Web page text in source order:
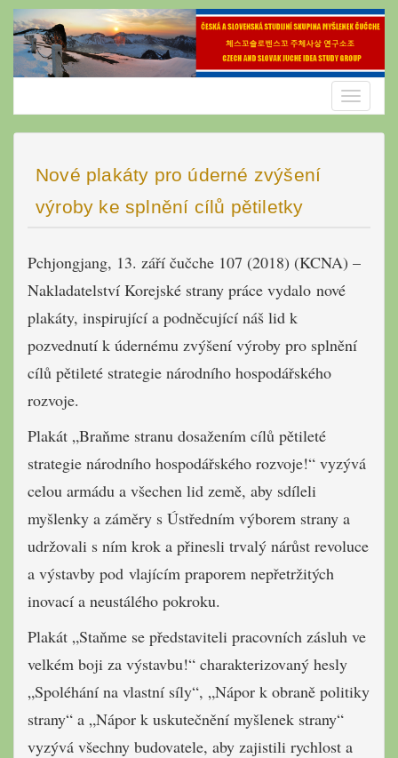
Skip
content
Toggle
Nové plakáty pro úderné zvýšení
výroby ke splnění cílů pětiletky
Pchjongjang, 13. září čučche 107 (2018) (KCNA) –
Nakladatelství Korejské strany práce vydalo nové
plakáty, inspirující a podněcující náš lid k
pozvednutí k údernému zvýšení výroby pro splnění
cílů pětileté strategie národního hospodářského
rozvoje.
Plakát „Braňme stranu dosažením cílů pětileté
strategie národního hospodářského rozvoje!“ vyzývá
celou armádu a všechen lid země, aby sdíleli
myšlenky a záměry s Ústředním výborem strany a
udržovali s ním krok a přinesli trvalý nárůst revoluce
a výstavby pod vlajícím praporem nepřetržitých
inovací a neustálého pokroku.
Plakát „Staňme se představiteli pracovních zásluh ve
velkém boji za výstavbu!“ charakterizovaný hesly
„Spoléhání na vlastní síly“, „Nápor k obraně politiky
strany“ a „Nápor k uskutečnění myšlenek strany“
vyzývá všechny budovatele, aby zajistili rychlost a